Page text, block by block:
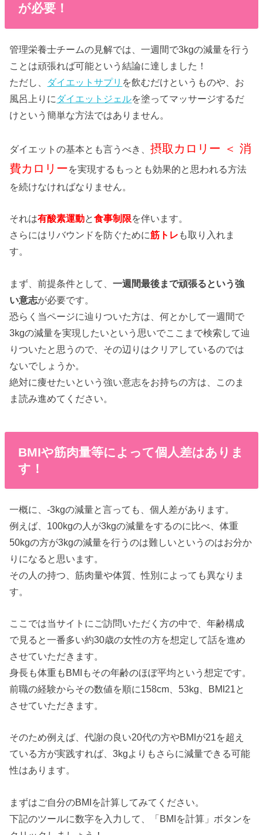
が必要！
管理栄養士チームの見解では、一週間で3kgの減量を行う
ことは頑張れば可能という結論に達しました！
ただし、 ダイエットサプリ を飲むだけというものや、お
風呂上りに ダイエットジェルを塗ってマッサージするだ
けという簡単な方法ではありません。
ダイエットの基本とも言うべき、摂取カロリー ＜ 消
費カロリーを実現するもっとも効果的と思われる方法
を続けなければなりません。
それは有酸素運動と食事制限を伴います。
さらにはリバウンドを防ぐために筋トレ も取り入れま
す。
まず、前提条件として、一週間最後まで頑張るという強
い意志が必要です。
恐らく当ページに辿りついた方は、何とかして一週間で
3kgの減量を実現したいという思いでここまで検索して辿
りついたと思うので、その辺りはクリアしているのでは
ないでしょうか。
絶対に痩せたいという強い意志をお持ちの方は、このま
ま読み進めてください。
BMIや筋肉量等によって個人差はありま
す！
一概に、-3kgの減量と言っても、個人差があります。
例えば、100kgの人が3kgの減量をするのに比べ、体重
50kgの方が3kgの減量を行うのは難しいというのはお分か
りになると思います。
その人の持つ、筋肉量や体質、性別によっても異なりま
す。
ここでは当サイトにご訪問いただく方の中で、年齢構成
で見ると一番多い約30歳の女性の方を想定して話を進め
させていただきます。
身長も体重もBMIもその年齢のほぼ平均という想定です。
前職の経験からその数値を順に158cm、53kg、BMI21と
させていただきます。
そのため例えば、代謝の良い20代の方やBMIが21を超え
ている方が実践すれば、3kgよりもさらに減量できる可能
性はあります。
まずはご自分のBMIを計算してみてください。
下記のツールに数字を入力して、「BMIを計算」ボタンを